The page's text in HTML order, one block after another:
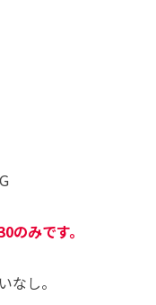
のみです。
なし。